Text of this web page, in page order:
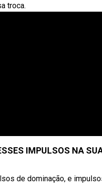
troca.
IMPULSOS NA
de dominação, e